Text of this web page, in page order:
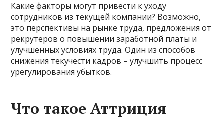
Какие факторы могут привести к уходу
сотрудников из текущей компании? Возможно,
это перспективы на рынке труда, предложения от
рекрутеров о повышении заработной платы и
улучшенных условиях труда. Один из способов
снижения текучести кадров – улучшить процесс
урегулирования убытков.
Что такое Аттриция